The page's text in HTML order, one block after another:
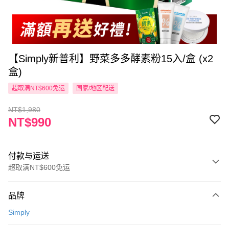
【Simply新普利】野菜多多酵素粉15入/盒 (x2
盒)
超取满NT$600免运 国家/地区配送
NT$1,980
NT$990
付款与运送
超取满NT$600免运
信用卡一次付款
品牌
Simply